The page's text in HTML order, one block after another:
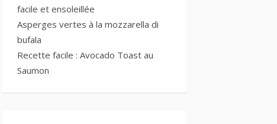
facile et ensoleillée
Asperges vertes à la mozzarella di
bufala
Recette facile : Avocado Toast au
Saumon